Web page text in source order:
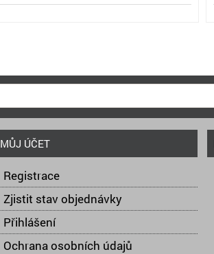
MŮJ ÚČET
Registrace
Zjistit stav objednávky
Přihlášení
Ochrana osobních údajů